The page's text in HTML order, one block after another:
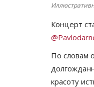
Концерт
По словам
красоту